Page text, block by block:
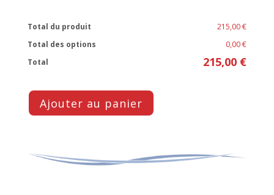
Total du produit
215,00 €
Total des options
0,00 €
Total
215,00 €
Ajouter au panier